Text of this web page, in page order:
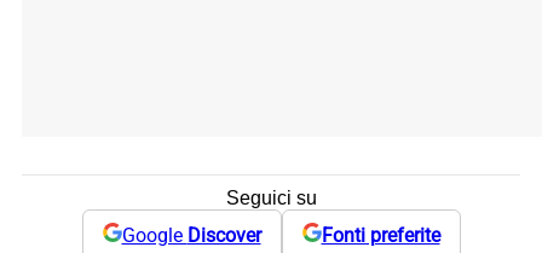
Seguici su
Google Discover Fonti preferite